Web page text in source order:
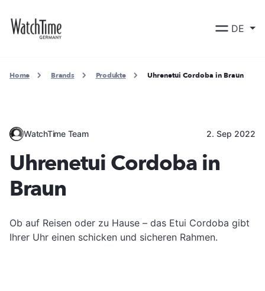
DE
Home Brands Produkte Uhrenetui Cordoba in Braun
WatchTime Team 2. Sep 2022
Uhrenetui Cordoba in
Braun
Ob auf Reisen oder zu Hause – das Etui Cordoba gibt
Ihrer Uhr einen schicken und sicheren Rahmen.